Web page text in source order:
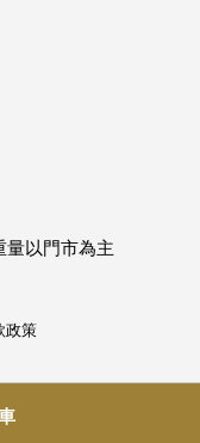
量以門市為主
政策